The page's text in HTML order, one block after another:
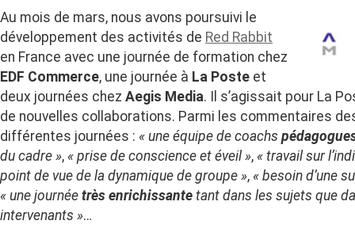
Au mois de mars, nous avons poursuivi le
développement des activités de Red Rabbit
en France avec une journée de formation chez
EDF Commerce, une journée à La Poste et
deux journées chez Aegis Media. Il s’agissait pour La
de nouvelles collaborations. Parmi les commentaires
différentes journées : « une équipe de coachs
du cadre », « prise de conscience et éveil », « travail sur
point de vue de la dynamique de groupe », « besoin d’une
« une journée très enrichissante tant dans les sujets que
intervenants »…